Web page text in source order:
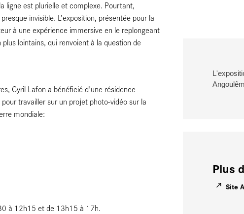
ligne est plurielle et complexe. Pourtant,
invisible. L’exposition, présentée pour la
à une expérience immersive en le replongeant
lointains, qui renvoient à la question de
Cyril Lafon a bénéficié d'une résidence
travailler sur un projet photo-vidéo sur la
mondiale:
à 12h15 et de 13h15 à 17h.
Plus
Site